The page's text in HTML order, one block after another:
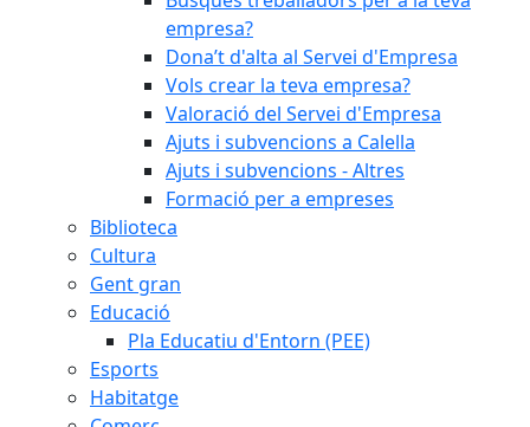
empresa?
Dona’t d'alta al Servei d'Empresa
Vols crear la teva empresa?
Valoració del Servei d'Empresa
Ajuts i subvencions a Calella
Ajuts i subvencions - Altres
Formació per a empreses
Biblioteca
Cultura
Gent gran
Educació
Pla Educatiu d'Entorn (PEE)
Esports
Habitatge